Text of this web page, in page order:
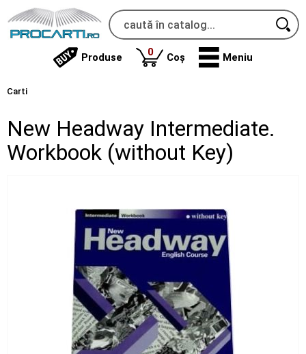
Produse 0produse
Coș Meniu
Carti
New Headway Intermediate.
Workbook (without Key)